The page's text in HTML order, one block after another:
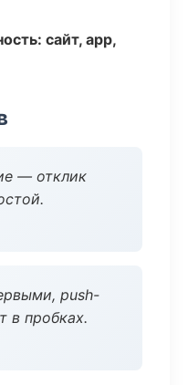
сайт, app,
— отклик
push-
в пробках.